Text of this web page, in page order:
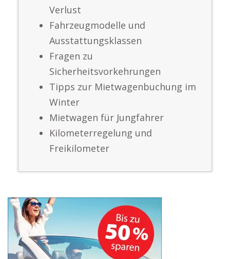
Verlust
Fahrzeugmodelle und
Ausstattungsklassen
Fragen zu
Sicherheitsvorkehrungen
Tipps zur Mietwagenbuchung im
Winter
Mietwagen für Jungfahrer
Kilometerregelung und
Freikilometer